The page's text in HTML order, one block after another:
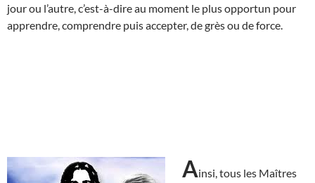
jour ou l’autre, c’est-à-dire au moment le plus opportun pour
apprendre, comprendre puis accepter, de grès ou de force.
Ainsi, tous les Maîtres